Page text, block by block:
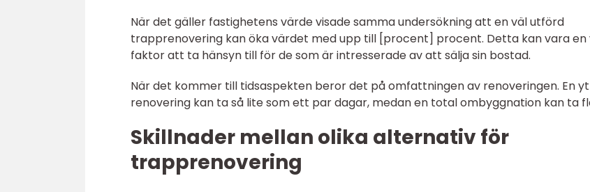
När det gäller fastighetens värde visade samma undersökning att en väl utförd
trapprenovering kan öka värdet med upp till [procent] procent. Detta kan vara en
faktor att ta hänsyn till för de som är intresserade av att sälja sin bostad.
När det kommer till tidsaspekten beror det på omfattningen av renoveringen. En
renovering kan ta så lite som ett par dagar, medan en total ombyggnation kan ta
Skillnader mellan olika alternativ för
trapprenovering